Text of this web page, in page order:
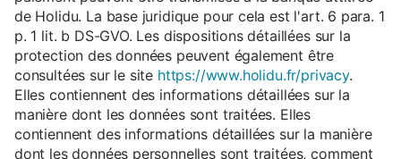
de Holidu. La base juridique pour cela est l'art. 6 para. 1
p. 1 lit. b DS-GVO. Les dispositions détaillées sur la
protection des données peuvent également être
consultées sur le site https://www.holidu.fr/privacy.
Elles contiennent des informations détaillées sur la
manière dont les données sont traitées. Elles
contiennent des informations détaillées sur la manière
dont les données personnelles sont traitées, comment